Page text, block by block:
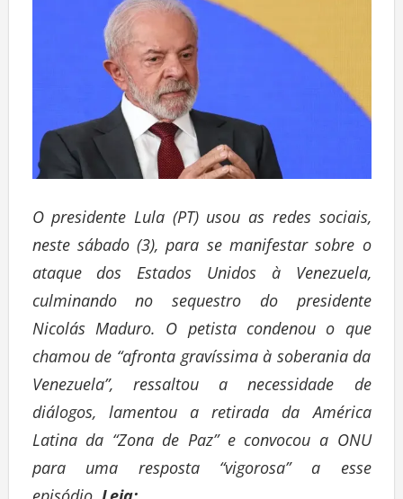
O presidente Lula (PT) usou as redes sociais,
neste sábado (3), para se manifestar sobre o
ataque dos Estados Unidos à Venezuela,
culminando no sequestro do presidente
Nicolás Maduro. O petista condenou o que
chamou de “afronta gravíssima à soberania da
Venezuela”, ressaltou a necessidade de
diálogos, lamentou a retirada da América
Latina da “Zona de Paz” e convocou a ONU
para uma resposta “vigorosa” a esse